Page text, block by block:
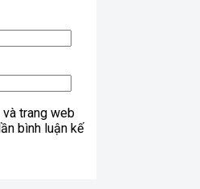
trang web
bình luận kế